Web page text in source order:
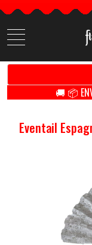
Cherchez
des
🚚 📦
Eventail